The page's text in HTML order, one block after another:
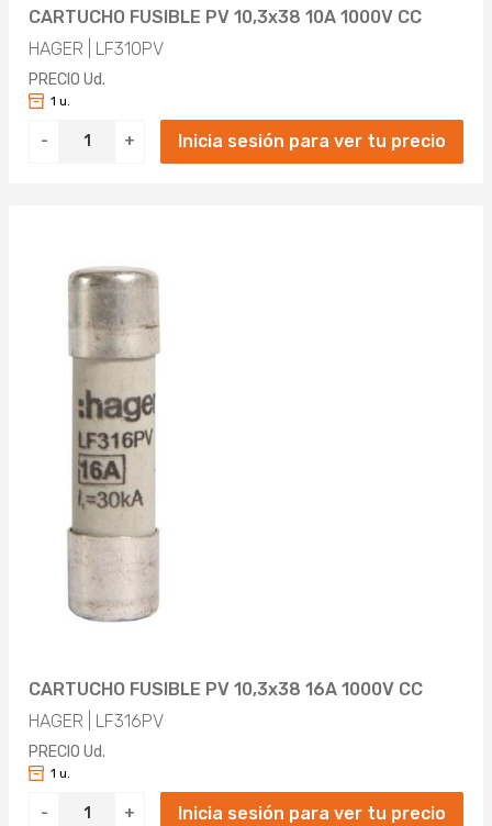
CARTUCHO FUSIBLE PV 10,3x38 10A 1000V CC
HAGER | LF310PV
PRECIO Ud.
- +
1 u.
Inicia sesión para ver tu precio
CARTUCHO FUSIBLE PV 10,3x38 16A 1000V CC
HAGER | LF316PV
PRECIO Ud.
- +
1 u.
Inicia sesión para ver tu precio